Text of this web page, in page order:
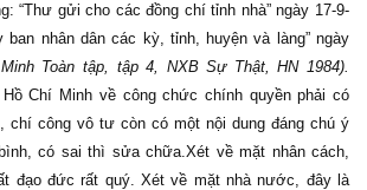
“Thư gửi cho các đồng chí tỉnh nhà” ngày 17-9-
ban nhân dân các kỳ, tỉnh, huyện và làng” ngày
Toàn tập, tập 4, NXB Sự Thật, HN 1984).
Chí Minh về công chức chính quyền phải có
chí công vô tư còn có một nội dung đáng chú ý
có sai thì sửa chữa.Xét về mặt nhân cách,
đạo đức rất quý. Xét về mặt nhà nước, đây là